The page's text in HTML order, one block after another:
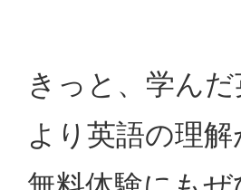
きっと、学ん
より英語の理